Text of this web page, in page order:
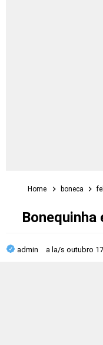
Home boneca
admin a la/s outubro